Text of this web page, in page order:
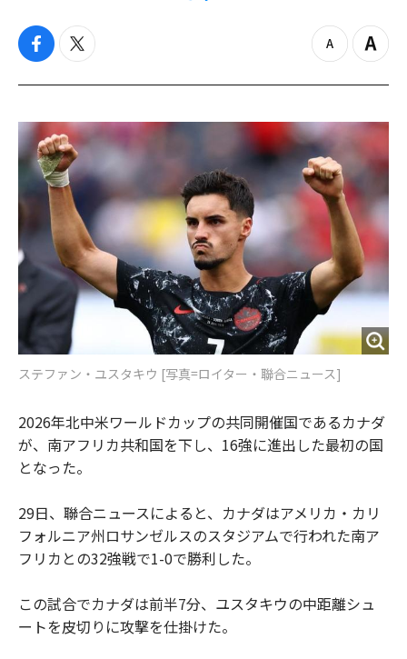
f
c
b
o
o
k
t
i
t
e
r
z
o
o
u
t
Z
o
i
ステファン・ユスタキウ [写真=ロイター・聯合ニュース]
2026年北中米ワールドカップの共同開催国であるカナダ
が、南アフリカ共和国を下し、16強に進出した最初の国
となった。
29日、聯合ニュースによると、カナダはアメリカ・カリ
フォルニア州ロサンゼルスのスタジアムで行われた南ア
フリカとの32強戦で1-0で勝利した。
この試合でカナダは前半7分、ユスタキウの中距離シュ
ートを皮切りに攻撃を仕掛けた。